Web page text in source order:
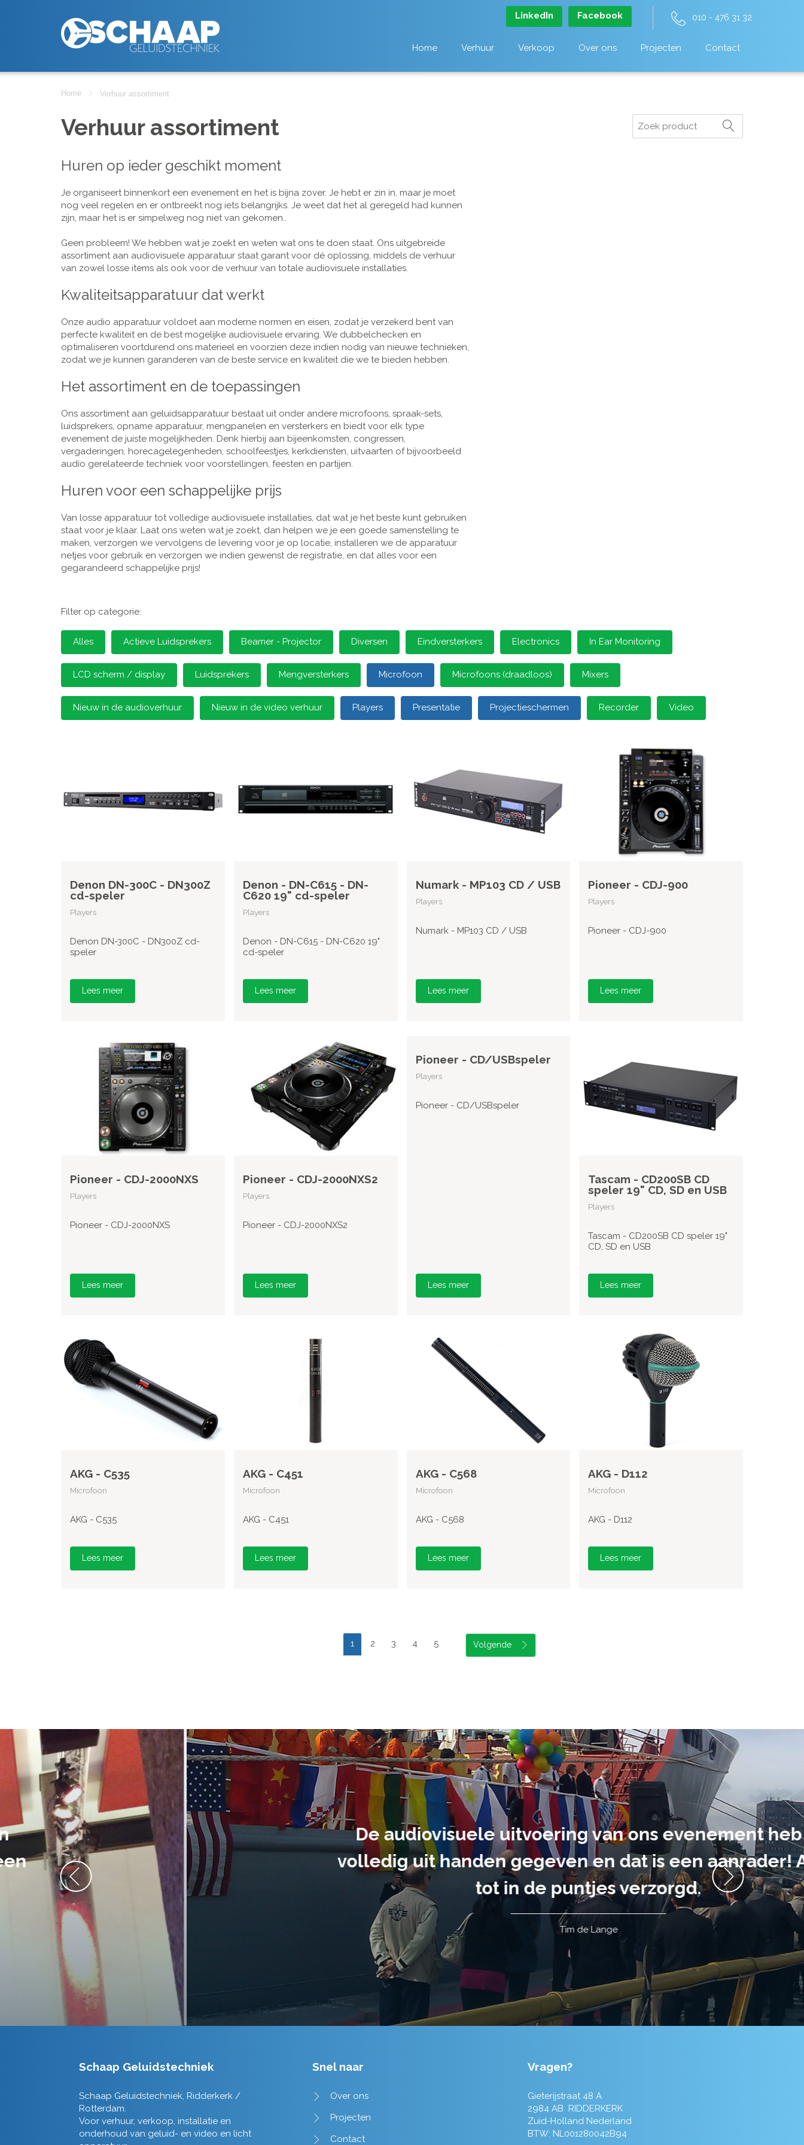
LinkedIn Facebook 010 - 476 31 32
Home Verhuur Verkoop Over ons Projecten Contact
Home Verhuur assortiment
Verhuur assortiment
Huren op ieder geschikt moment
Je organiseert binnenkort een evenement en het is bijna zover. Je hebt er zin in, maar je moet
nog veel regelen en er ontbreekt nog iets belangrijks. Je weet dat het al geregeld had kunnen
zijn, maar het is er simpelweg nog niet van gekomen..
Geen probleem! We hebben wat je zoekt en weten wat ons te doen staat. Ons uitgebreide
assortiment aan audiovisuele apparatuur staat garant voor dé oplossing, middels de verhuur
van zowel losse items als ook voor de verhuur van totale audiovisuele installaties.
Kwaliteitsapparatuur dat werkt
Onze audio apparatuur voldoet aan moderne normen en eisen, zodat je verzekerd bent van
perfecte kwaliteit en de best mogelijke audiovisuele ervaring. We dubbelchecken en
optimaliseren voortdurend ons materieel en voorzien deze indien nodig van nieuwe technieken,
zodat we je kunnen garanderen van de beste service en kwaliteit die we te bieden hebben.
Het assortiment en de toepassingen
Ons assortiment aan geluidsapparatuur bestaat uit onder andere microfoons, spraak-sets,
luidsprekers, opname apparatuur, mengpanelen en versterkers en biedt voor elk type
evenement de juiste mogelijkheden. Denk hierbij aan bijeenkomsten, congressen,
vergaderingen, horecagelegenheden, schoolfeestjes, kerkdiensten, uitvaarten of bijvoorbeeld
audio gerelateerde techniek voor voorstellingen, feesten en partijen.
Huren voor een schappelijke prijs
Van losse apparatuur tot volledige audiovisuele installaties, dat wat je het beste kunt gebruiken
staat voor je klaar. Laat ons weten wat je zoekt, dan helpen we je een goede samenstelling te
maken, verzorgen we vervolgens de levering voor je op locatie, installeren we de apparatuur
netjes voor gebruik en verzorgen we indien gewenst de registratie, en dat alles voor een
gegarandeerd schappelijke prijs!
Zoeken
Filter op categorie:
Alles Actieve Luidsprekers Beamer - Projector Diversen Eindversterkers Electronics In Ear Monitoring
LCD scherm / display Luidsprekers Mengversterkers Microfoon Microfoons (draadloos) Mixers
Nieuw in de audioverhuur Nieuw in de video verhuur Players Presentatie Projectieschermen Recorder Video
Denon DN-300C - DN300Z
cd-speler
Players
Denon DN-300C - DN300Z cd-
speler
Lees meer
Denon - DN-C615 - DN-
C620 19" cd-speler
Players
Denon - DN-C615 - DN-C620 19"
cd-speler
Lees meer
Numark - MP103 CD / USB
Players
Numark - MP103 CD / USB
Lees meer
Pioneer - CDJ-900
Players
Pioneer - CDJ-900
Lees meer
Pioneer - CDJ-2000NXS
Players
Pioneer - CDJ-2000NXS
Lees meer
Pioneer - CDJ-2000NXS2
Players
Pioneer - CDJ-2000NXS2
Lees meer
Pioneer - CD/USBspeler
Players
Pioneer - CD/USBspeler
Lees meer
Tascam - CD200SB CD
speler 19" CD, SD en USB
Players
Tascam - CD200SB CD speler 19"
CD, SD en USB
Lees meer
AKG - C535
Microfoon
AKG - C535
Lees meer
AKG - C451
Microfoon
AKG - C451
Lees meer
AKG - C568
Microfoon
AKG - C568
Lees meer
AKG - D112
Microfoon
AKG - D112
Lees meer
1 2 3 4 5
De audiovisuele uitvoering van ons evenement heb ik
volledig uit handen gegeven en dat is een aanrader! Alles
tot in de puntjes verzorgd.
Tim de Lange
Schaap Geluidstechniek
Schaap Geluidstechniek, Ridderkerk /
Rotterdam.
Voor verhuur, verkoop, installatie en
onderhoud van geluid- en video en licht
Snel naar
Over ons
Projecten
Contact
Vragen?
Gieterijstraat 48 A
2984 AB RIDDERKERK
Zuid-Holland Nederland
BTW: NL001280042B94